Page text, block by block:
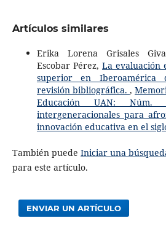
Artículos similares
Erika Lorena Grisales
Escobar Pérez, La evaluación
superior en Iberoamérica
revisión bibliográfica. ,
Educación UAN: Núm.
intergeneracionales para
innovación educativa en el
También puede Iniciar una
para este artículo.
ENVIAR UN ARTÍCULO